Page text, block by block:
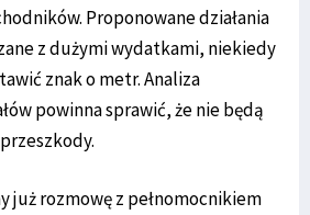
Proponowane działania
z dużymi wydatkami, niekiedy
znak o metr. Analiza
powinna sprawić, że nie będą
już rozmowę z pełnomocnikiem